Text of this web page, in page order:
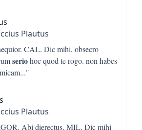
Plautus
CAL. Dic mihi, obsecro
seriohoc quod te rogo. non habes
..."
Plautus
Abi dierectus. MIL. Dic mihi